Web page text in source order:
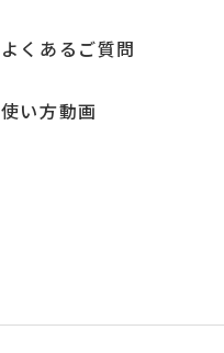
よくあるご質問
使い方動画